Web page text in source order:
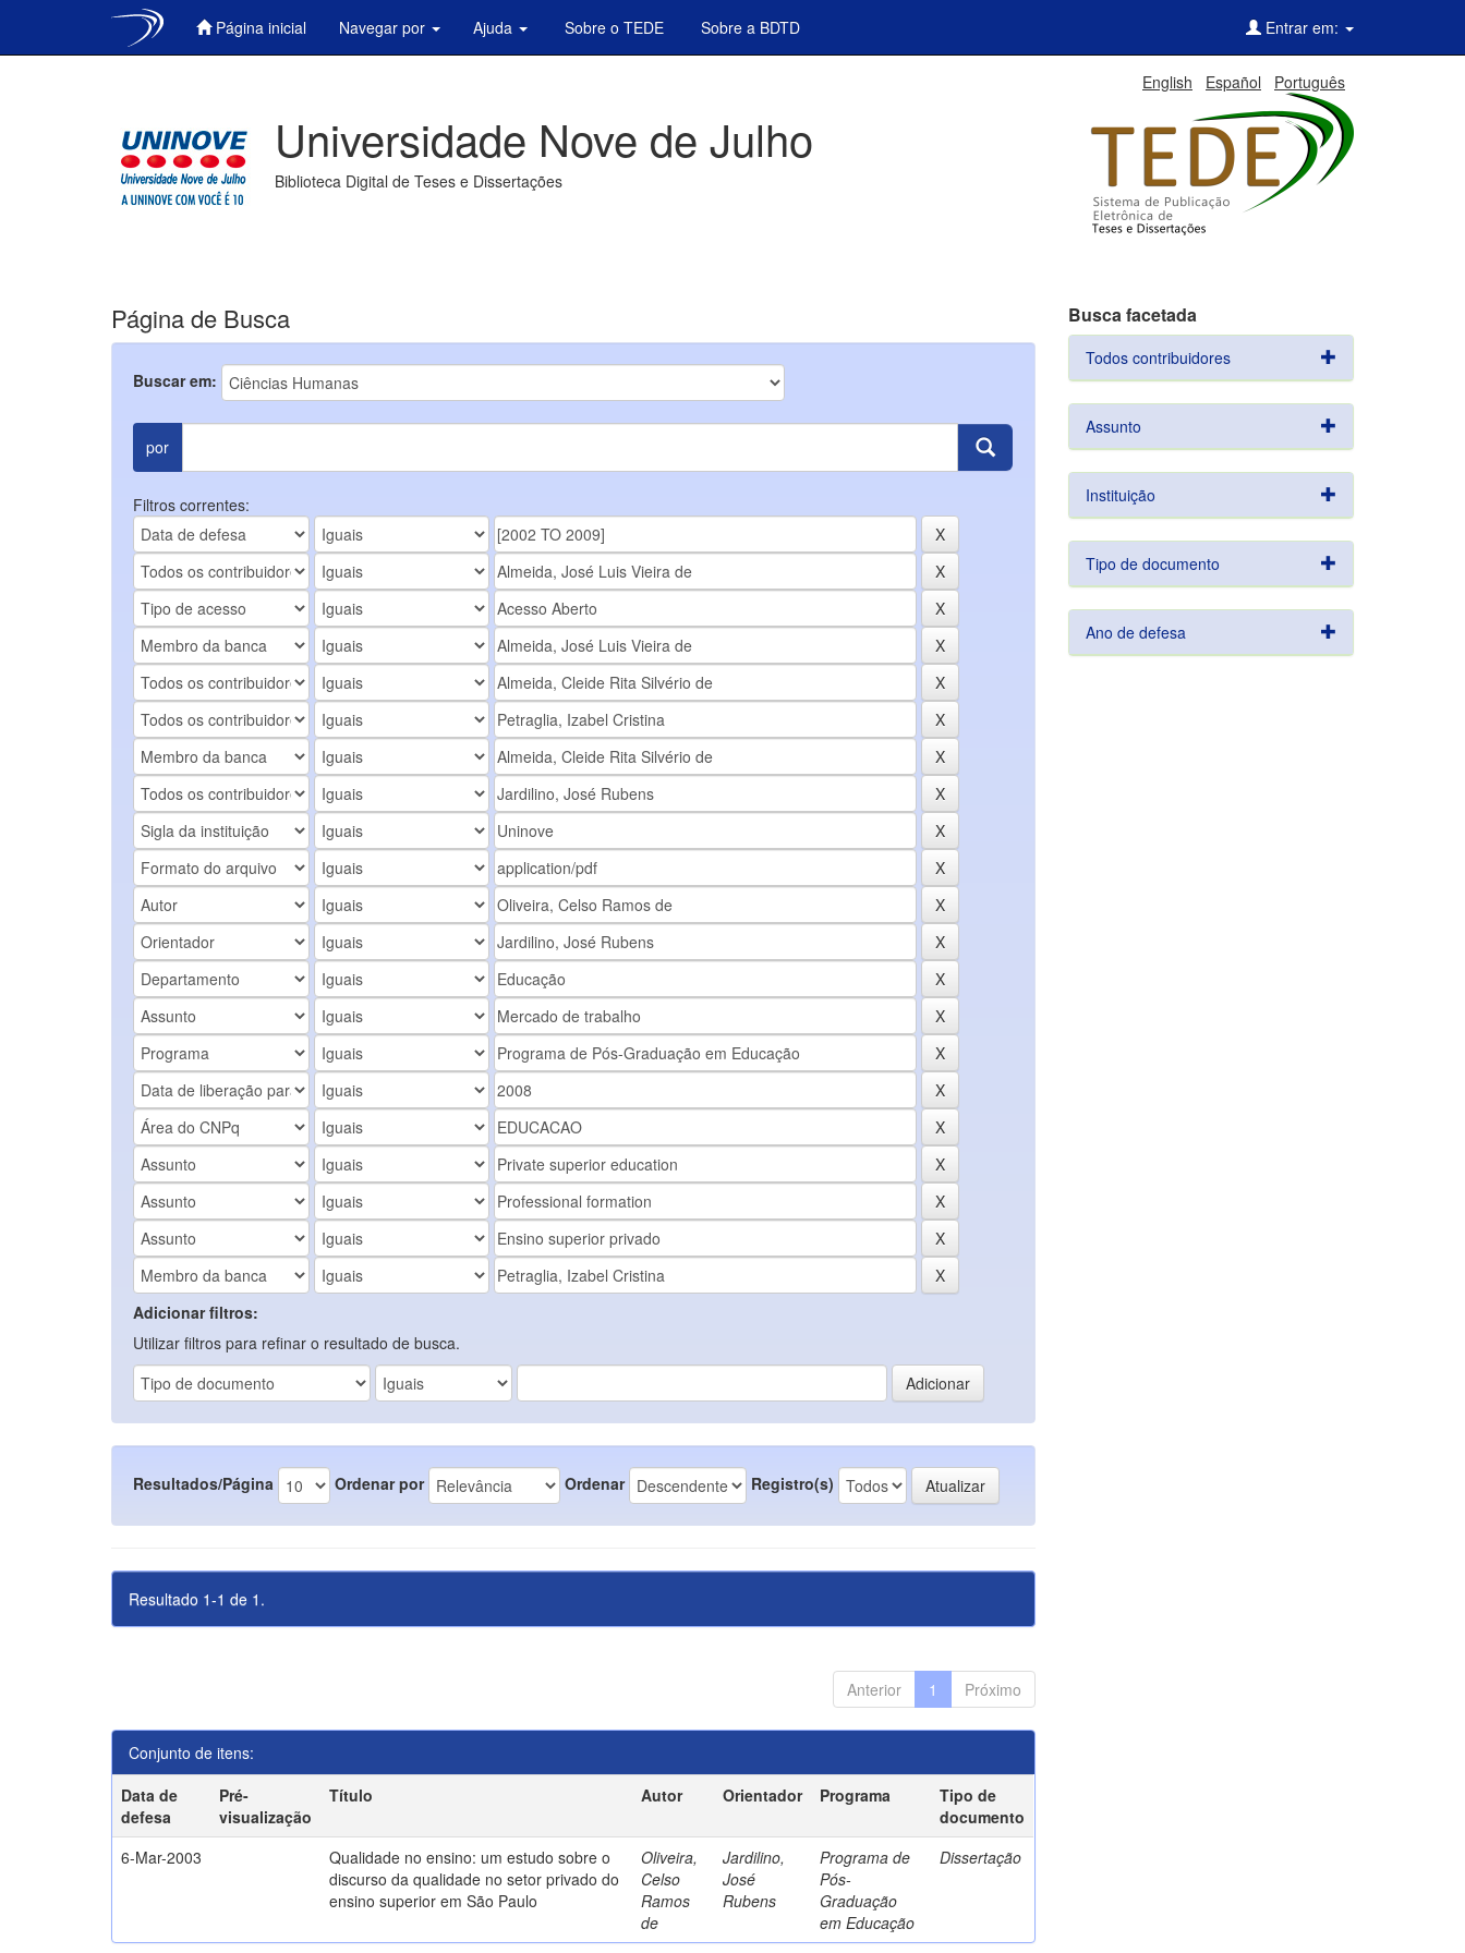
Página inicial Navegar por Ajuda Sobre o TEDE Sobre a BDTD Entrar em:
English Español Português
Universidade Nove de Julho
Biblioteca Digital de Teses e Dissertações
Página de Busca
Buscar em:
por
Filtros correntes:
Adicionar filtros:
Utilizar filtros para refinar o resultado de busca.
Resultados/Página Ordenar por Ordenar Registro(s)
Resultado 1-1 de 1.
Anterior 1 Próximo
Conjunto de itens:
Data de
defesa
Pré-
visualização
Título Autor Orientador Programa
Tipo de
documento
6-Mar-2003
Qualidade no ensino: um estudo sobre o
discurso da qualidade no setor privado do
ensino superior em São Paulo
Oliveira,
Celso
Ramos
de
Jardilino,
José
Rubens
Programa de
Pós-
Graduação
em Educação
Dissertação
Busca facetada
Todos contribuidores
Assunto
Instituição
Tipo de documento
Ano de defesa